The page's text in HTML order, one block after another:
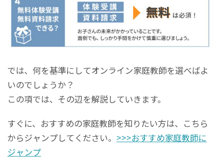
では、何を基準にしてオンライン家庭教師を選べばよ
いのでしょうか？
この項では、その辺を解説していきます。
すぐに、おすすめの家庭教師を知りたい方は、こちら
からジャンプしてください。 >>>おすすめ家庭教師に
ジャンプ